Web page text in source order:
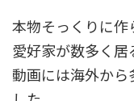
本物そっくりに
愛好家が数多く居
動画には海外か